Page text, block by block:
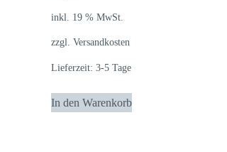
inkl. 19 % MwSt.
zzgl. Versandkosten
Lieferzeit: 3-5 Tage
In den Warenkorb